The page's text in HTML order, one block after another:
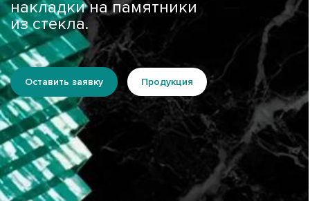
накладки на памятники
из стекла.
Оставить заявку Продукция